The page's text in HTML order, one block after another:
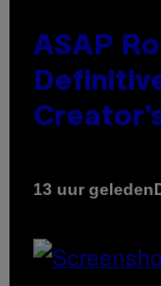
ASAP
13 uur geleden